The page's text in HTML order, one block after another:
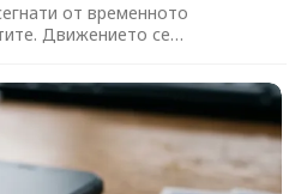
от временното
Движението се